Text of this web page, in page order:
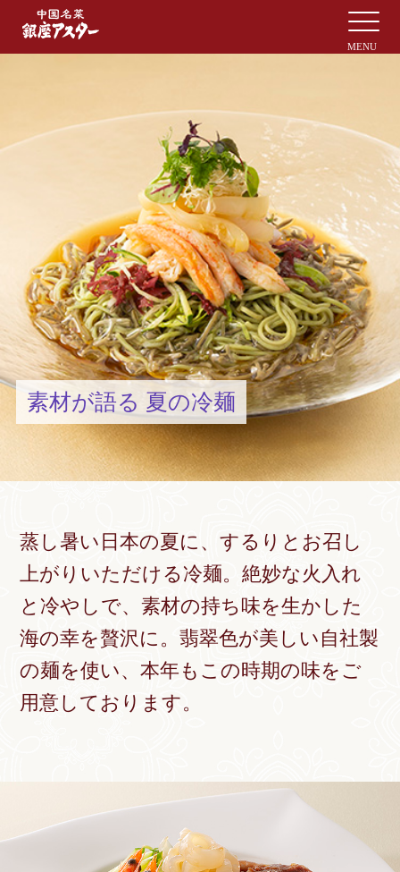
素材が語る 夏の冷麺
蒸し暑い日本の夏に、するりとお召し
上がりいただける冷麺。絶妙な火入れ
と冷やしで、素材の持ち味を生かした
海の幸を贅沢に。翡翠色が美しい自社製
の麺を使い、本年もこの時期の味をご
用意しております。